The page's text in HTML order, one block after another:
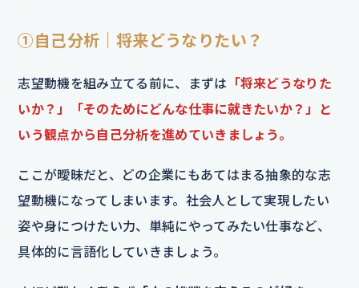
①自己分析｜将来どうなりたい？
志望動機を組み立てる前に、まずは 「将来どうなりた
いか？」「そのためにどんな仕事に就きたいか？」と
いう観点から自己分析を進めていきましょう。
ここが曖昧だと、どの企業にもあてはまる抽象的な志
望動機になってしまいます。社会人として実現したい
姿や身につけたい力、単純にやってみたい仕事など、
具体的に言語化していきましょう。